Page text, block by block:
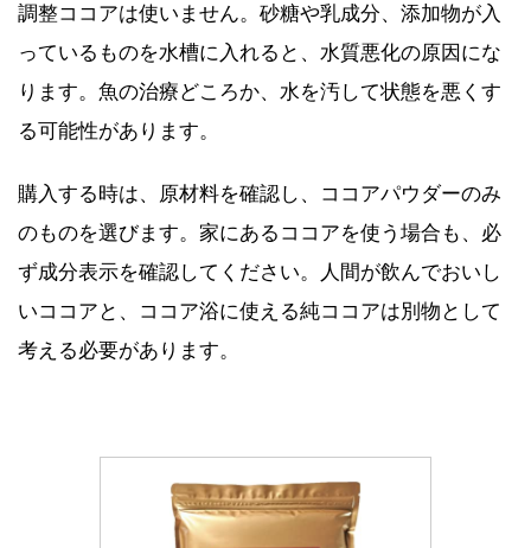
調整ココアは使いません。砂糖や乳成分、添加物が入
っているものを水槽に入れると、水質悪化の原因にな
ります。魚の治療どころか、水を汚して状態を悪くす
る可能性があります。
購入する時は、原材料を確認し、ココアパウダーのみ
のものを選びます。家にあるココアを使う場合も、必
ず成分表示を確認してください。人間が飲んでおいし
いココアと、ココア浴に使える純ココアは別物として
考える必要があります。